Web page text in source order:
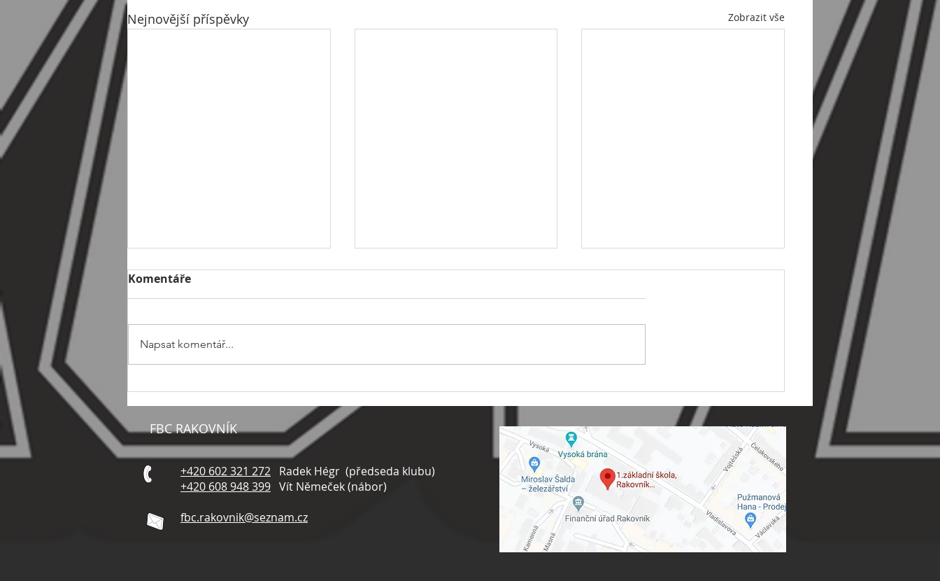
Nejnovější příspěvky Zobrazit vše
Lounech🦞
🦞
kolo🦞
Komentáře
Napsat komentář...
FBC RAKOVNÍK
+420 602 321 272 Radek Hégr (předseda klubu)
+420 608 948 399 Vít Němeček (nábor)
fbc.rakovnik@seznam.cz